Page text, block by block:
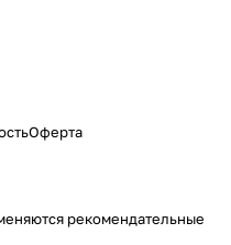
Оферта
рекомендательные